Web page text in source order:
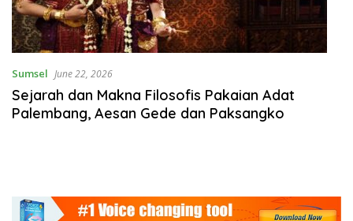
Sumsel June 22, 2026
Sejarah dan Makna Filosofis Pakaian Adat
Palembang, Aesan Gede dan Paksangko